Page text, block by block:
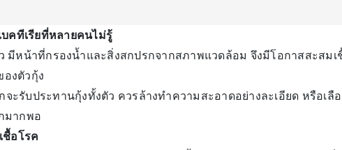
คทีเรียที่หลายคนไม่รู้
มีหน้าที่กรองน้ำและสิ่งสกปรกจากสภาพแวดล้อม จึงมีโอกาสสะสมเ
งตัวกุ้ง
ะรับประทานกุ้งทั้งตัว ควรล้างทำความสะอาดอย่างละเอียด หรือเลื
มากพอ
ชื้อโรค